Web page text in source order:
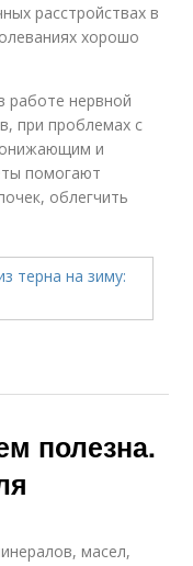
расстройствах в
хорошо
работе нервной
при проблемах с
и
помогают
облегчить
полезна.
масел,